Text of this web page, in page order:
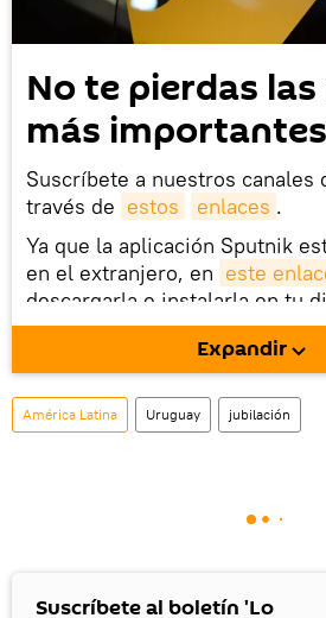
No te pierdas
más importantes
Suscríbete a nuestros canales
través de estos enlaces .
Ya que la aplicación Sputnik
en el extranjero, en este
descargarla e instalarla en tu
móvil (¡solo para Android!).
También tenemos una cuenta
social rusa VK .
Expandir
América Latina Uruguay jubilación
Suscríbete al boletín 'Lo